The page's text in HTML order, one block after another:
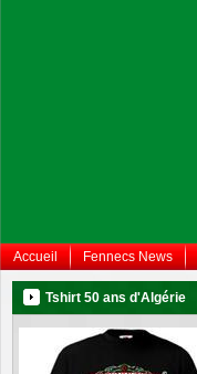
Accueil Fennecs News
Tshirt 50 ans d'Algérie